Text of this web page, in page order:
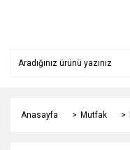
Anasayfa Mutfak